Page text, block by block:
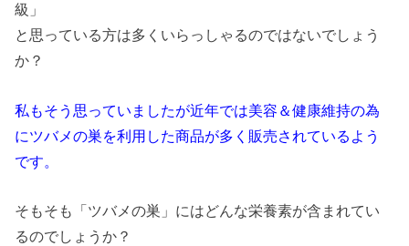
級」
と思っている方は多くいらっしゃるのではないでしょう
か？
私もそう思っていましたが近年では美容＆健康維持の為
にツバメの巣を利用した商品が多く販売されているよう
です。
そもそも「ツバメの巣」にはどんな栄養素が含まれてい
るのでしょうか？